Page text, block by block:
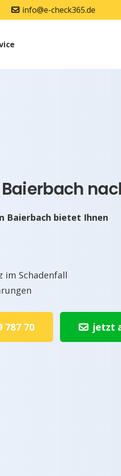
info@e-check365.de
Baierbach bietet Ihnen
im Schadenfall
787 70 jetzt